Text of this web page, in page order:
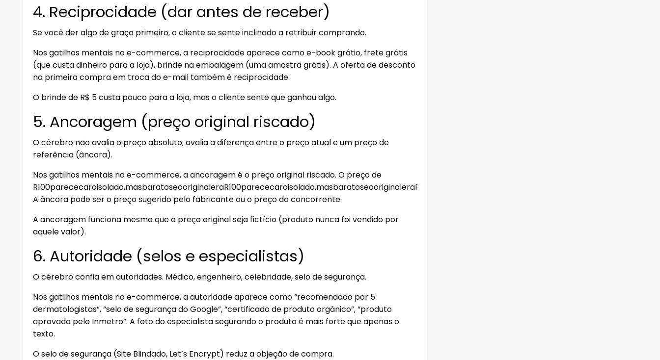
4. Reciprocidade (dar antes de receber)
Se você der algo de graça primeiro, o cliente se sente inclinado a retribuir comprando.
Nos gatilhos mentais no e-commerce, a reciprocidade aparece como e-book grátio, frete grátis
(que custa dinheiro para a loja), brinde na embalagem (uma amostra grátis). A oferta de desconto
na primeira compra em troca do e-mail também é reciprocidade.
O brinde de R$ 5 custa pouco para a loja, mas o cliente sente que ganhou algo.
5. Ancoragem (preço original riscado)
O cérebro não avalia o preço absoluto; avalia a diferença entre o preço atual e um preço de
referência (âncora).
Nos gatilhos mentais no e-commerce, a ancoragem é o preço original riscado. O preço de
R100parececaroisolado,masbaratoseooriginaleraR100parececaroisolado,masbaratoseooriginaleraR 200.
A âncora pode ser o preço sugerido pelo fabricante ou o preço do concorrente.
A ancoragem funciona mesmo que o preço original seja fictício (produto nunca foi vendido por
aquele valor).
6. Autoridade (selos e especialistas)
O cérebro confia em autoridades. Médico, engenheiro, celebridade, selo de segurança.
Nos gatilhos mentais no e-commerce, a autoridade aparece como “recomendado por 5
dermatologistas”, “selo de segurança do Google”, “certificado de produto orgânico”, “produto
aprovado pelo Inmetro”. A foto do especialista segurando o produto é mais forte que apenas o
texto.
O selo de segurança (Site Blindado, Let’s Encrypt) reduz a objeção de compra.